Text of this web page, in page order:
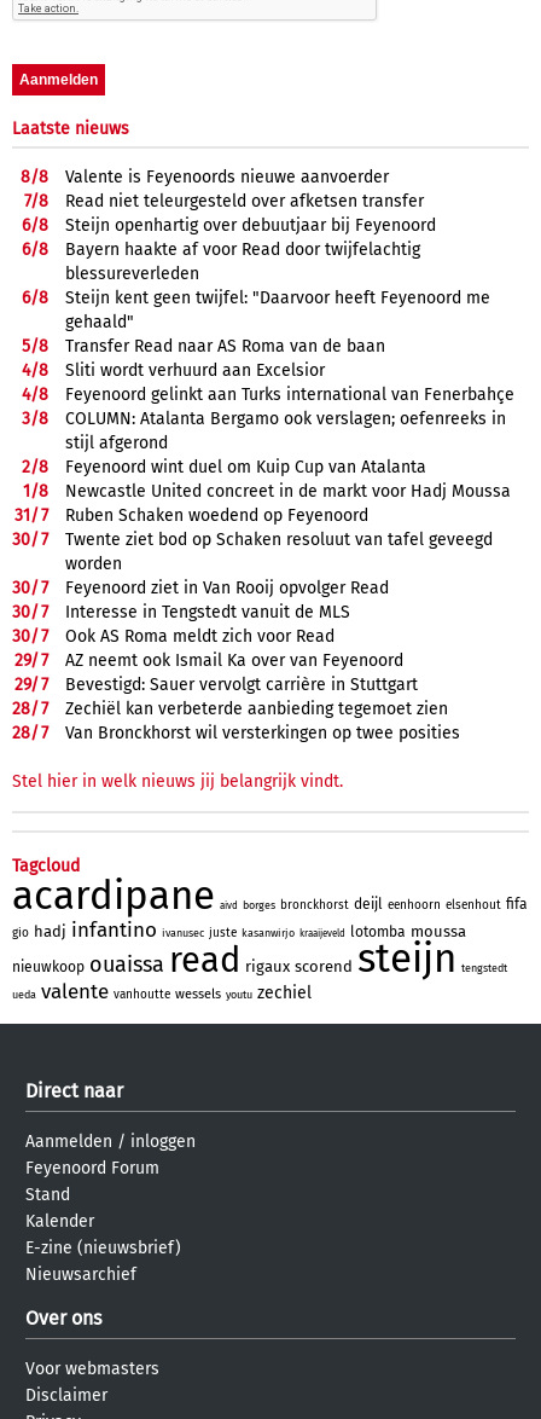
Laatste nieuws
8/8
Valente is Feyenoords nieuwe aanvoerder
7/8
Read niet teleurgesteld over afketsen transfer
6/8
Steijn openhartig over debuutjaar bij Feyenoord
6/8
Bayern haakte af voor Read door twijfelachtig
blessureverleden
6/8
Steijn kent geen twijfel: "Daarvoor heeft Feyenoord me
gehaald"
5/8
Transfer Read naar AS Roma van de baan
4/8
Sliti wordt verhuurd aan Excelsior
4/8
Feyenoord gelinkt aan Turks international van Fenerbahçe
3/8
COLUMN: Atalanta Bergamo ook verslagen; oefenreeks in
stijl afgerond
2/8
Feyenoord wint duel om Kuip Cup van Atalanta
1/8
Newcastle United concreet in de markt voor Hadj Moussa
31/7
Ruben Schaken woedend op Feyenoord
30/7
Twente ziet bod op Schaken resoluut van tafel geveegd
worden
30/7
Feyenoord ziet in Van Rooij opvolger Read
30/7
Interesse in Tengstedt vanuit de MLS
30/7
Ook AS Roma meldt zich voor Read
29/7
AZ neemt ook Ismail Ka over van Feyenoord
29/7
Bevestigd: Sauer vervolgt carrière in Stuttgart
28/7
Zechiël kan verbeterde aanbieding tegemoet zien
28/7 Van Bronckhorst wil versterkingen op twee posities
Stel hier in welk nieuws jij belangrijk vindt.
Tagcloud
acardipane aivd borges bronckhorst deijl eenhoorn elsenhout fifa
gio hadj infantino ivanusec juste kasanwirjo kraaijeveld lotomba moussa
nieuwkoop ouaissa read rigaux scorend steijn tengstedt
ueda valente vanhoutte wessels youtu zechiel
Direct naar
Aanmelden / inloggen
Feyenoord Forum
Stand
Kalender
E-zine (nieuwsbrief)
Nieuwsarchief
Over ons
Voor webmasters
Disclaimer